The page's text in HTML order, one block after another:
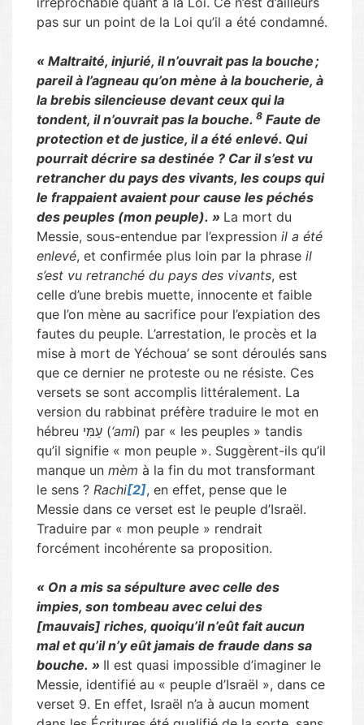
pas sur un point de la Loi qu’il a été condamné.
« Maltraité, injurié, il n’ouvrait pas la bouche ;
pareil à l’agneau qu’on mène à la boucherie, à
la brebis silencieuse devant ceux qui la
tondent, il n’ouvrait pas la bouche. 8 Faute de
protection et de justice, il a été enlevé. Qui
pourrait décrire sa destinée ? Car il s’est vu
retrancher du pays des vivants, les coups qui
le frappaient avaient pour cause les péchés
des peuples (mon peuple). » La mort du
Messie, sous-entendue par l’expression il a été
enlevé, et confirmée plus loin par la phrase il
s’est vu retranché du pays des vivants, est
celle d’une brebis muette, innocente et faible
que l’on mène au sacrifice pour l’expiation des
fautes du peuple. L’arrestation, le procès et la
mise à mort de Yéchoua’ se sont déroulés sans
que ce dernier ne proteste ou ne résiste. Ces
versets se sont accomplis littéralement. La
version du rabbinat préfère traduire le mot en
hébreu עַמִּי (‘ami) par « les peuples » tandis
qu’il signifie « mon peuple ». Suggèrent-ils qu’il
manque un mèm à la fin du mot transformant
le sens ? Rachi[2], en effet, pense que le
Messie dans ce verset est le peuple d’Israël.
Traduire par « mon peuple » rendrait
forcément incohérente sa proposition.
« On a mis sa sépulture avec celle des
impies, son tombeau avec celui des
[mauvais] riches, quoiqu’il n’eût fait aucun
mal et qu’il n’y eût jamais de fraude dans sa
bouche. » Il est quasi impossible d’imaginer le
Messie, identifié au « peuple d’Israël », dans ce
verset 9. En effet, Israël n’a à aucun moment